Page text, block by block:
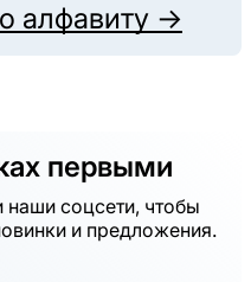
алфавиту →
первыми
соцсети, чтобы
и предложения.